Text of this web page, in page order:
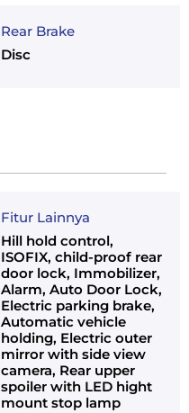
Rear Brake
Disc
Fitur Lainnya
Hill hold control,
ISOFIX, child-proof rear
door lock, Immobilizer,
Alarm, Auto Door Lock,
Electric parking brake,
Automatic vehicle
holding, Electric outer
mirror with side view
camera, Rear upper
spoiler with LED hight
mount stop lamp